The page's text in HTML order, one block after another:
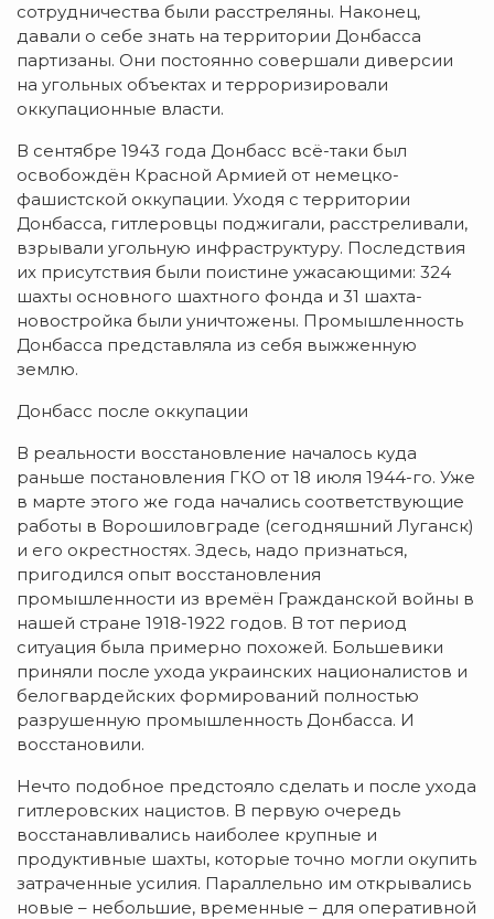
сотрудничества были расстреляны. Наконец,
давали о себе знать на территории Донбасса
партизаны. Они постоянно совершали диверсии
на угольных объектах и терроризировали
оккупационные власти.
В сентябре 1943 года Донбасс всё-таки был
освобождён Красной Армией от немецко-
фашистской оккупации. Уходя с территории
Донбасса, гитлеровцы поджигали, расстреливали,
взрывали угольную инфраструктуру. Последствия
их присутствия были поистине ужасающими: 324
шахты основного шахтного фонда и 31 шахта-
новостройка были уничтожены. Промышленность
Донбасса представляла из себя выжженную
землю.
Донбасс после оккупации
В реальности восстановление началось куда
раньше постановления ГКО от 18 июля 1944-го. Уже
в марте этого же года начались соответствующие
работы в Ворошиловграде (сегодняшний Луганск)
и его окрестностях. Здесь, надо признаться,
пригодился опыт восстановления
промышленности из времён Гражданской войны в
нашей стране 1918-1922 годов. В тот период
ситуация была примерно похожей. Большевики
приняли после ухода украинских националистов и
белогвардейских формирований полностью
разрушенную промышленность Донбасса. И
восстановили.
Нечто подобное предстояло сделать и после ухода
гитлеровских нацистов. В первую очередь
восстанавливались наиболее крупные и
продуктивные шахты, которые точно могли окупить
затраченные усилия. Параллельно им открывались
новые – небольшие, временные – для оперативной